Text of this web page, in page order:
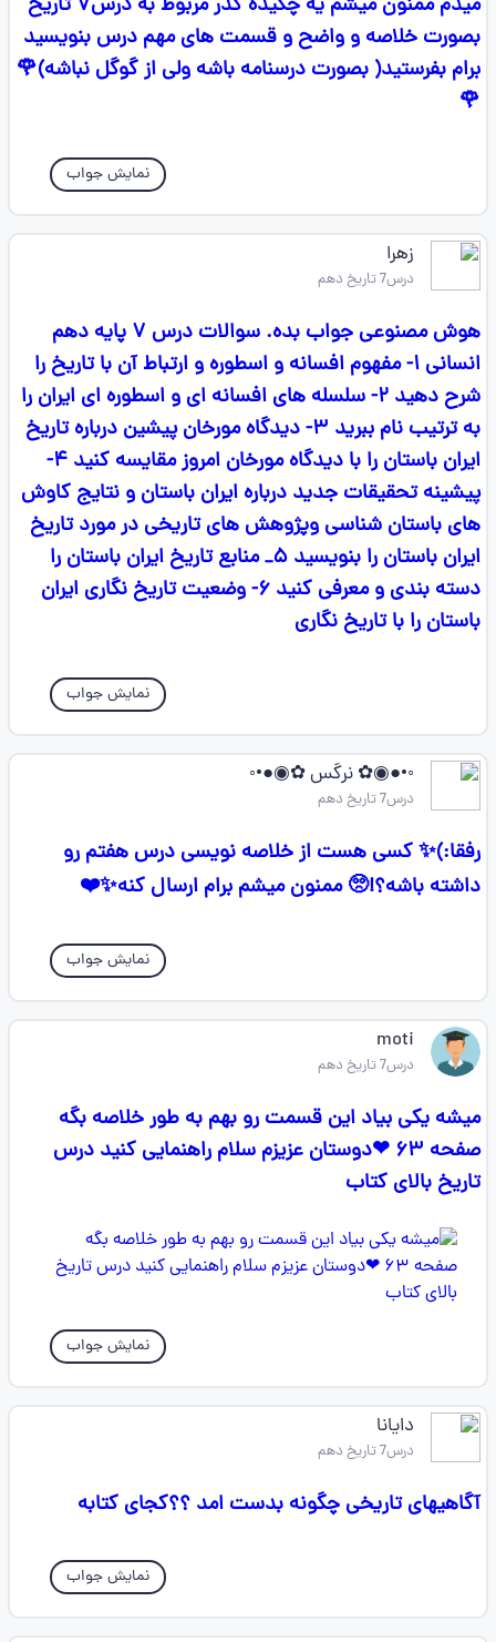
بصورت خلاصه و واضح و قسمت های مهم درس بنویسید
برام بفرستید( بصورت درسنامه باشه ولی از گوگل نباشه)🌹
🌹
نمایش جواب
زهرا
درس7 تاریخ دهم
هوش مصنوعی جواب بده. سوالات درس ۷ پایه دهم
انسانی ۱- مفهوم افسانه و اسطوره و ارتباط آن با تاریخ را
شرح دهید ۲- سلسله های افسانه ای و اسطوره ای ایران را
به ترتیب نام ببرید ۳- دیدگاه مورخان پیشین درباره تاریخ
ایران باستان را با دیدگاه مورخان امروز مقایسه کنید ۴-
پیشینه تحقیقات جدید درباره ایران باستان و نتایج کاوش
های باستان شناسی و‌پژوهش های تاریخی در مورد تاریخ
ایران باستان را بنویسید ۵_ منابع تاریخ ایران باستان را
دسته بندی و معرفی کنید ۶- وضعیت تاریخ نگاری ایران
باستان را با تاریخ نگاری
نمایش جواب
◦•●◉✿ نرگس ✿◉●•◦
درس7 تاریخ دهم
رفقا:)✨ کسی هست از خلاصه نویسی درس هفتم رو
داشته باشه؟!🥺 ممنون میشم برام ارسال کنه✨❤️
نمایش جواب
moti
درس7 تاریخ دهم
میشه یکی بیاد این قسمت رو بهم به طور خلاصه بگه
صفحه ۶۳ ❤دوستان عزیزم سلام راهنمایی کنید درس
تاریخ بالای کتاب
نمایش جواب
دایانا
درس7 تاریخ دهم
آگاهیهای تاریخی چگونه بدست امد ؟؟کجای کتابه
نمایش جواب